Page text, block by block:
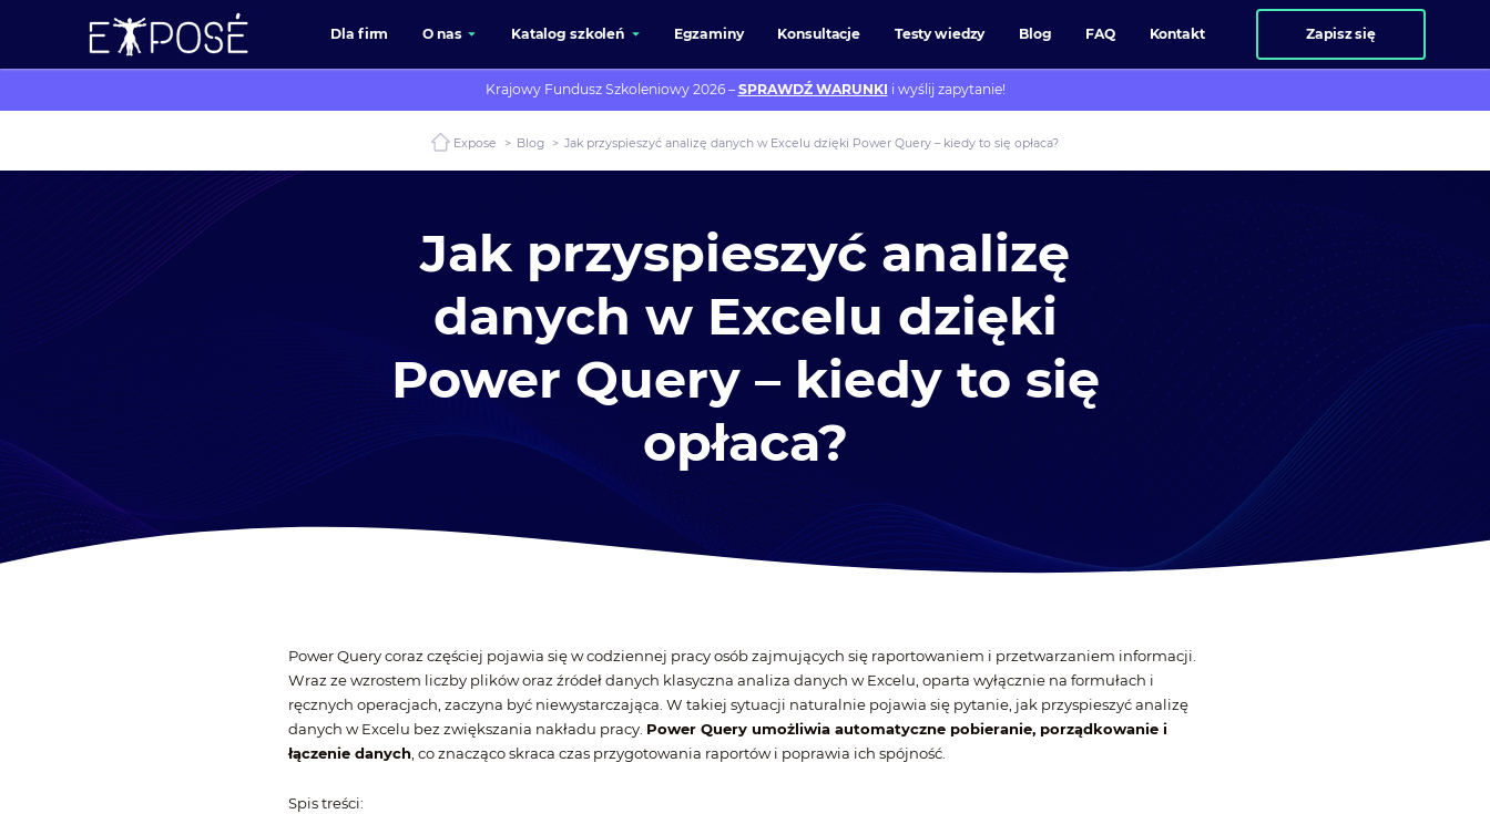
Dla firm O nas Katalog szkoleń Egzaminy Konsultacje Testy wiedzy Blog FAQ Kontakt Zapisz się
Krajowy Fundusz Szkoleniowy 2026 – SPRAWDŹ WARUNKI i wyślij zapytanie!
Expose > Blog > Jak przyspieszyć analizę danych w Excelu dzięki Power Query – kiedy to się opłaca?
Jak przyspieszyć analizę
danych w Excelu dzięki
Power Query – kiedy to się
opłaca?
Power Query coraz częściej pojawia się w codziennej pracy osób zajmujących się raportowaniem i przetwarzaniem informacji.
Wraz ze wzrostem liczby plików oraz źródeł danych klasyczna analiza danych w Excelu, oparta wyłącznie na formułach i
ręcznych operacjach, zaczyna być niewystarczająca. W takiej sytuacji naturalnie pojawia się pytanie, jak przyspieszyć analizę
danych w Excelu bez zwiększania nakładu pracy. Power Query umożliwia automatyczne pobieranie, porządkowanie i
łączenie danych, co znacząco skraca czas przygotowania raportów i poprawia ich spójność.
Spis treści: